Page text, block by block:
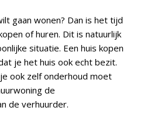
gaan wonen? Dan is het tijd
of huren. Dit is natuurlijk
situatie. Een huis kopen
je het huis ook echt bezit.
ook zelf onderhoud moet
de
de verhuurder.